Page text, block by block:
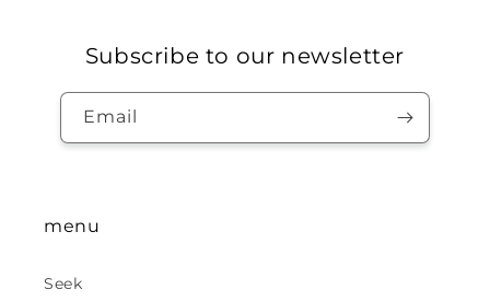
Subscribe to our newsletter
Email
menu
Seek